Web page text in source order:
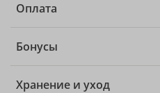
Оплата
Бонусы
Хранение и уход